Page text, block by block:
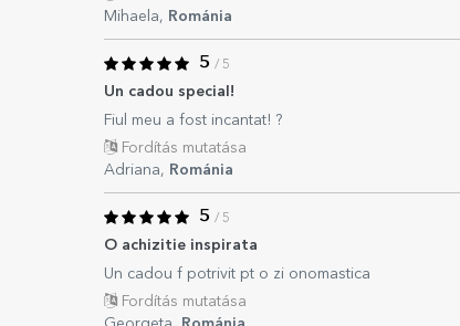
Mihaela, Románia
5 / 5
Un cadou special!
Fiul meu a fost incantat! ?
Fordítás mutatása
Adriana, Románia
5 / 5
O achizitie inspirata
Un cadou f potrivit pt o zi onomastica
Fordítás mutatása